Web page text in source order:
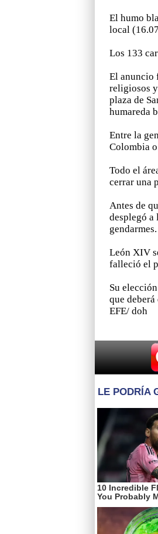
El humo
local
Los 133
El anuncio
religiosos
plaza de
humareda
Entre la
Colombia
Todo el
cerrar una
Antes de
desplegó a
gendarmes.
León XIV
falleció el
Su
que
EFE/ doh